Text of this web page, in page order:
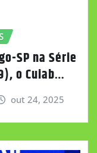
SP na Série
o Cuiab…
out 24, 2025